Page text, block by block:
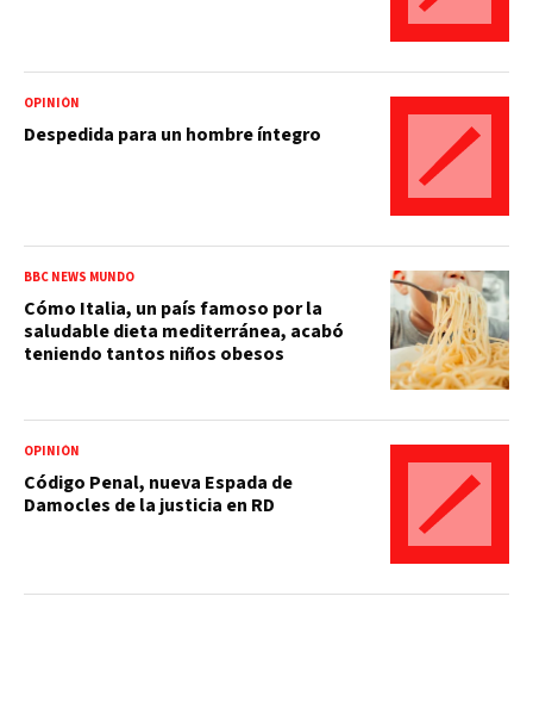
OPINIÓN
Despedida para un hombre íntegro
BBC NEWS MUNDO
Cómo Italia, un país famoso por la
saludable dieta mediterránea, acabó
teniendo tantos niños obesos
OPINIÓN
Código Penal, nueva Espada de
Damocles de la justicia en RD